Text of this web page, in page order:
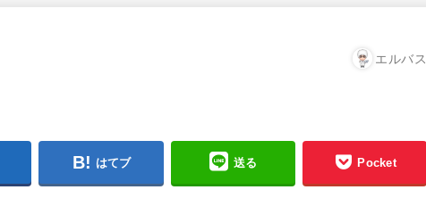
エルバス
はてブ 送る Pocket